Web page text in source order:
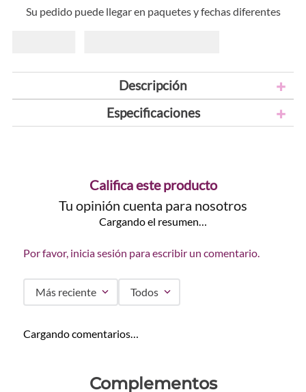
Su pedido puede llegar en paquetes y fechas diferentes
Descripción
Especificaciones
Califica este producto
Tu opinión cuenta para nosotros
Cargando el resumen…
Por favor, inicia sesión para escribir un comentario.
Más reciente Todos
Cargando comentarios…
Complementos